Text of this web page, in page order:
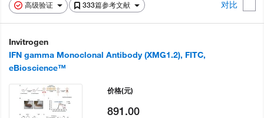
高级验证 333篇参考文献 对比
Invitrogen
IFN gamma Monoclonal Antibody (XMG1.2), FITC,
eBioscience™
价格(元)
891.00